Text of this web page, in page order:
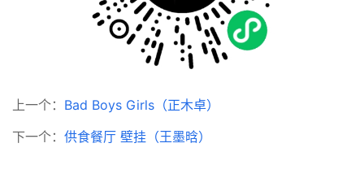
上一个： Bad Boys Girls（正木卓）
下一个： 供食餐厅 壁挂（王墨晗）